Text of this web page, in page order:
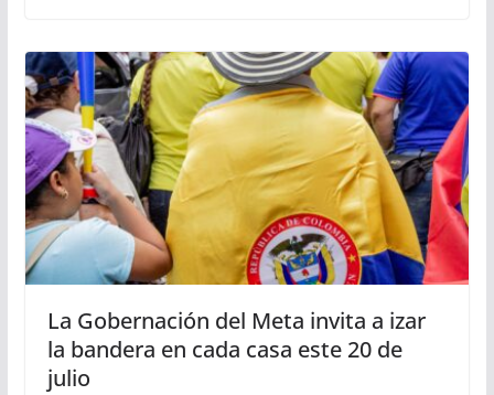
La Gobernación del Meta invita a izar
la bandera en cada casa este 20 de
julio